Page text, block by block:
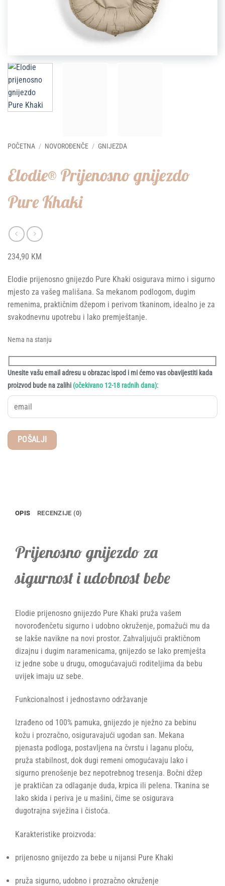
POČETNA / NOVOROĐENČE / GNIJEZDA
Elodie® Prijenosno gnijezdo
Pure Khaki
234,90 KM
Elodie prijenosno gnijezdo Pure Khaki osigurava mirno i sigurno
mjesto za vašeg mališana. Sa mekanom podlogom, dugim
remenima, praktičnim džepom i perivom tkaninom, idealno je za
svakodnevnu upotrebu i lako premještanje.
Nema na stanju
Unesite vašu email adresu u obrazac ispod i mi ćemo vas obavijestiti kada
proizvod bude na zalihi (očekivano 12-18 radnih dana):
OPIS RECENZIJE (0)
Prijenosno gnijezdo za
sigurnost i udobnost bebe
Elodie prijenosno gnijezdo Pure Khaki pruža vašem
novorođenčetu sigurno i udobno okruženje, pomažući mu da
se lakše navikne na novi prostor. Zahvaljujući praktičnom
dizajnu i dugim naramenicama, gnijezdo se lako premješta
iz jedne sobe u drugu, omogućavajući roditeljima da bebu
uvijek imaju uz sebe.
Funkcionalnost i jednostavno održavanje
Izrađeno od 100% pamuka, gnijezdo je nježno za bebinu
kožu i prozračno, osiguravajući ugodan san. Mekana
pjenasta podloga, postavljena na čvrstu i laganu ploču,
pruža stabilnost, dok dugi remeni omogućavaju lako i
sigurno prenošenje bez nepotrebnog tresenja. Bočni džep
je praktičan za odlaganje duda, krpica ili pelena. Tkanina se
lako skida i periva je u mašini, čime se osigurava
dugotrajna svježina i čistoća.
Karakteristike proizvoda:
prijenosno gnijezdo za bebe u nijansi Pure Khaki
pruža sigurno, udobno i prozračno okruženje